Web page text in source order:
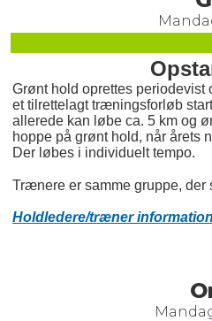
Grønt hold oprettes
et tilrettelagt træningsforløb
allerede kan løbe ca. 5 km og
hoppe på grønt hold, når årets
Der løbes i individuelt tempo.
Trænere er samme gruppe, der
Holdledere/træner